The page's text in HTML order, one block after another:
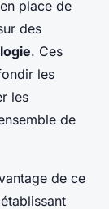
place de
des
. Ces
les
les
de
de ce